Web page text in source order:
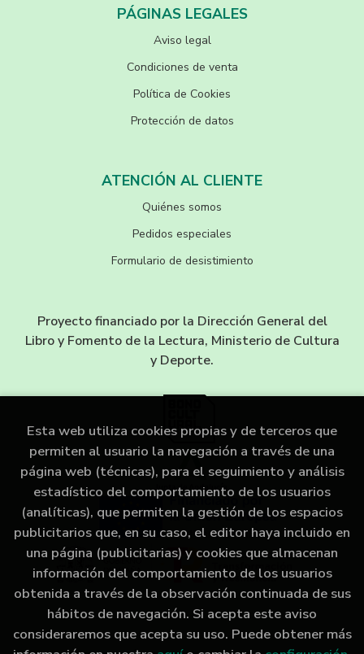
PÁGINAS LEGALES
Aviso legal
Condiciones de venta
Política de Cookies
Protección de datos
ATENCIÓN AL CLIENTE
Quiénes somos
Pedidos especiales
Formulario de desistimiento
Proyecto financiado por la Dirección General del
Libro y Fomento de la Lectura, Ministerio de Cultura
y Deporte.
Esta web utiliza cookies propias y de terceros que
permiten al usuario la navegación a través de una
página web (técnicas), para el seguimiento y análisis
estadístico del comportamiento de los usuarios
(analíticas), que permiten la gestión de los espacios
publicitarios que, en su caso, el editor haya incluido en
una página (publicitarias) y cookies que almacenan
información del comportamiento de los usuarios
obtenida a través de la observación continuada de sus
hábitos de navegación. Si acepta este aviso
consideraremos que acepta su uso. Puede obtener más